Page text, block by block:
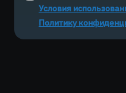
Условия
Политику